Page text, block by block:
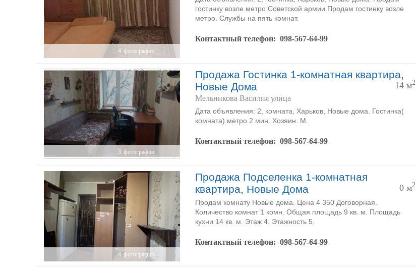
фотографии
4
гостинку возле метро Советской армии Продам гостинку возле
метро. Службы на пять комнат.
Контактный телефон: 098-567-64-99
фотографии
3
Продажа Гостинка 1-комнатная квартира,
Новые Дома
14 м2
Мельникова Василия улица
Дата объявления: 2, комната, Харьков, Новые дома. Гостинка(
комната) метро 2 мин. Хозяин. М.
Контактный телефон: 098-567-64-99
фотографии
4
Продажа Подселенка 1-комнатная
квартира, Новые Дома
0 м2
Продам комнату Новые дома. Цена 4 350 Договорная.
Количество комнат 1 комн. Общая площадь 9 кв. м. Площадь
кухни 14 кв. м. Этаж 4. Этажность 5.
Контактный телефон: 098-567-64-99